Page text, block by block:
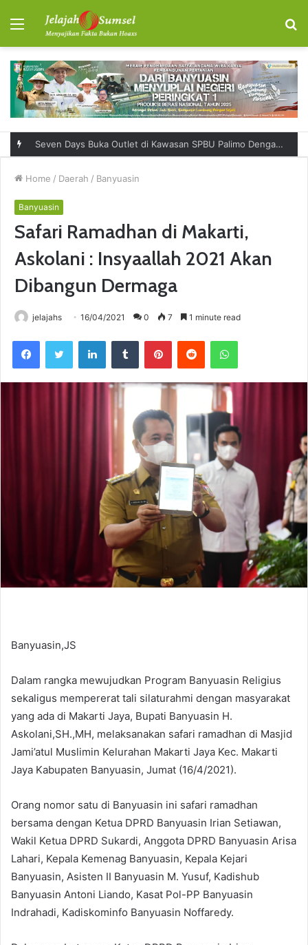
Menu
Seven Days Buka Outlet di Kawasan SPBU Palimo Dengan Konsep One Stop Hangout Destination
Home / Daerah / Banyuasin
Banyuasin
Safari Ramadhan di Makarti,
Askolani : Insyaallah 2021 Akan
Dibangun Dermaga
jelajahs 16/04/2021 0 7 1 minute read
Banyuasin,JS
Dalam rangka mewujudkan Program Banyuasin Religius
sekaligus mempererat tali silaturahmi dengan masyarakat
yang ada di Makarti Jaya, Bupati Banyuasin H.
Askolani,SH.,MH, melaksanakan safari ramadhan di Masjid
Jami’atul Muslimin Kelurahan Makarti Jaya Kec. Makarti
Jaya Kabupaten Banyuasin, Jumat (16/4/2021).
Orang nomor satu di Banyuasin ini safari ramadhan
bersama dengan Ketua DPRD Banyuasin Irian Setiawan,
Wakil Ketua DPRD Sukardi, Anggota DPRD Banyuasin Arisa
Lahari, Kepala Kemenag Banyuasin, Kepala Kejari
Banyuasin, Asisten II Banyuasin M. Yusuf, Kadishub
Banyuasin Antoni Liando, Kasat Pol-PP Banyuasin
Indrahadi, Kadiskominfo Banyuasin Noffaredy.